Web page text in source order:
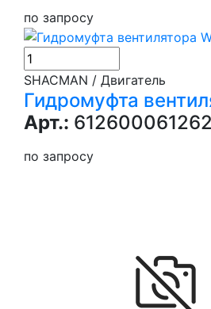
по запросу
SHACMAN / Двигатель
Гидромуфта
Арт.: 612600061262
по запросу